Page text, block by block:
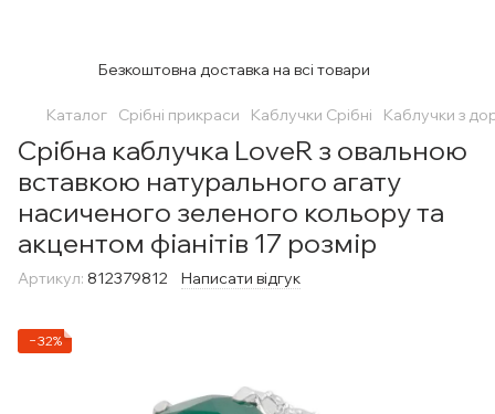
Безкоштовна доставка на всі товари
Каталог Срібні прикраси Каблучки Срібні Каблучки з
Срібна каблучка LoveR з овальною
вставкою натурального агату
насиченого зеленого кольору та
акцентом фіанітів 17 розмір
Артикул: 812379812 Написати відгук
−32%